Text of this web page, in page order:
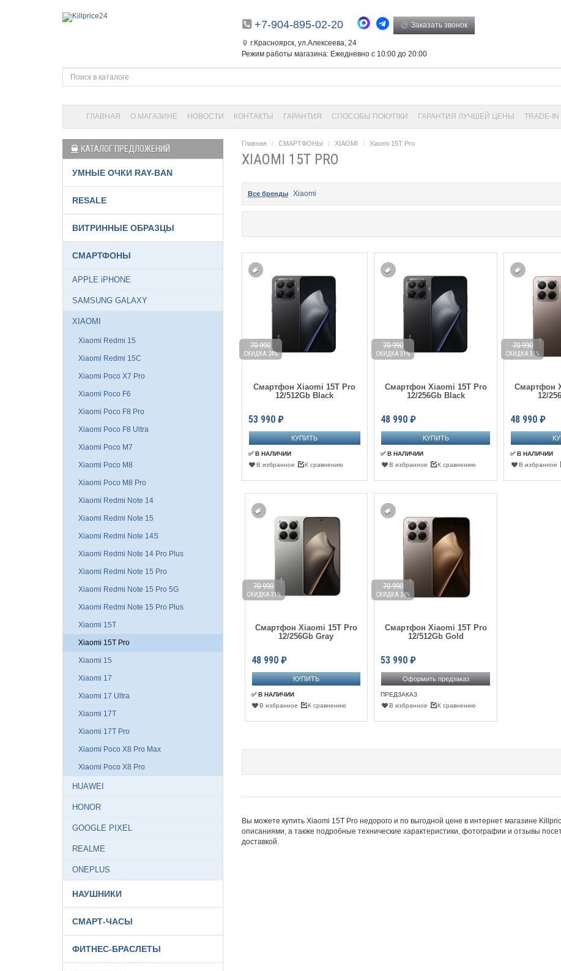
+7-904-895-02-20 Заказать звонок
г.Красноярск, ул.Алексеева, 24
Режим работы магазина: Ежедневно с 10:00 до 20:00
ГЛАВНАЯ О МАГАЗИНЕ НОВОСТИ КОНТАКТЫ ГАРАНТИЯ СПОСОБЫ ПОКУПКИ ГАРАНТИЯ ЛУЧШЕЙ ЦЕНЫ TRADE-IN
Главная СМАРТФОНЫ XIAOMI Xiaomi 15T Pro
XIAOMI 15T PRO
Все бренды Xiaomi
Смартфон Xiaomi 15T Pro
12/512Gb Black
53 990 ₽
70 990
СКИДКА 24%
✅ В НАЛИЧИИ
В избранное
К сравнению
Смартфон Xiaomi 15T Pro
12/256Gb Black
48 990 ₽
70 990
СКИДКА 31%
✅ В НАЛИЧИИ
В избранное
К сравнению
Смартфон
12/
48 990 ₽
70 990
СКИДКА 31%
✅ В НАЛИЧИИ
В избранное
Смартфон Xiaomi 15T Pro
12/256Gb Gray
48 990 ₽
70 990
СКИДКА 31%
✅ В НАЛИЧИИ
В избранное
К сравнению
Смартфон Xiaomi 15T Pro
12/512Gb Gold
53 990 ₽
70 990
СКИДКА 24%
Оформить предзаказ
ПРЕДЗАКАЗ
В избранное
К сравнению
Вы можете купить Xiaomi 15T Pro недорого и по выгодной цене в интернет магазине
описаниями, а также подробные технические характеристики, фотографии и отзывы
доставкой.
КАТАЛОГ ПРЕДЛОЖЕНИЙ
УМНЫЕ ОЧКИ RAY-BAN
RESALE
ВИТРИННЫЕ ОБРАЗЦЫ
СМАРТФОНЫ
APPLE iPHONE
SAMSUNG GALAXY
XIAOMI
Xiaomi Redmi 15
Xiaomi Redmi 15C
Xiaomi Poco X7 Pro
Xiaomi Poco F6
Xiaomi Poco F8 Pro
Xiaomi Poco F8 Ultra
Xiaomi Poco M7
Xiaomi Poco M8
Xiaomi Poco M8 Pro
Xiaomi Redmi Note 14
Xiaomi Redmi Note 15
Xiaomi Redmi Note 14S
Xiaomi Redmi Note 14 Pro Plus
Xiaomi Redmi Note 15 Pro
Xiaomi Redmi Note 15 Pro 5G
Xiaomi Redmi Note 15 Pro Plus
Xiaomi 15T
Xiaomi 15T Pro
Xiaomi 15
Xiaomi 17
Xiaomi 17 Ultra
Xiaomi 17T
Xiaomi 17T Pro
Xiaomi Poco X8 Pro Max
Xiaomi Poco X8 Pro
HUAWEI
HONOR
GOOGLE PIXEL
REALME
ONEPLUS
НАУШНИКИ
СМАРТ-ЧАСЫ
ФИТНЕС-БРАСЛЕТЫ